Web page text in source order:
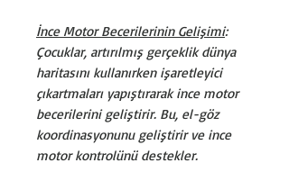
İnce Motor Becerilerinin Gelişimi:
Çocuklar, artırılmış gerçeklik dünya
haritasını kullanırken işaretleyici
çıkartmaları yapıştırarak ince motor
becerilerini geliştirir. Bu, el-göz
koordinasyonunu geliştirir ve ince
motor kontrolünü destekler.